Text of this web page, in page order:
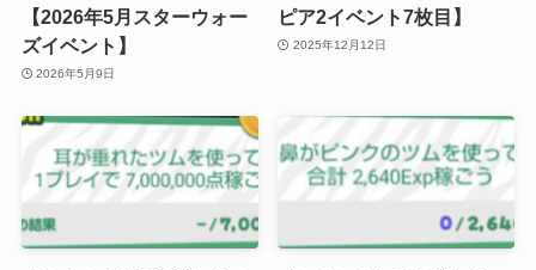
【2026年5月スターウォー
ズイベント】
2026年5月9日
ピア2イベント7枚目】
2025年12月12日